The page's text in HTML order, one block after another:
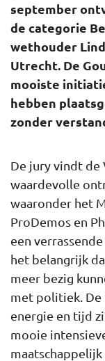
september
de categorie
wethouder
Utrecht. De
mooiste
hebben
zonder
De jury vindt de
waardevolle
waaronder het
ProDemos en
een
het belangrijk
meer bezig
met politiek. De
energie en tijd
mooie
maatschappelijk